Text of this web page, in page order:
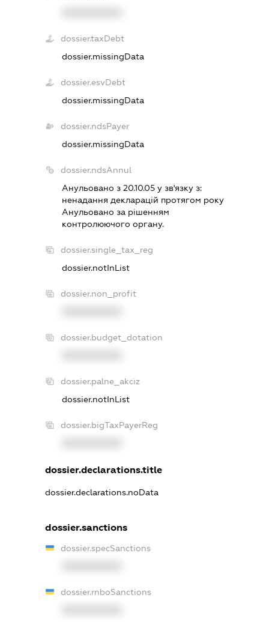
dossier.taxDebt
dossier.missingData
dossier.esvDebt
dossier.missingData
dossier.ndsPayer
dossier.missingData
dossier.ndsAnnul
Анульовано з 20.10.05 у зв'язку з:
ненадання декларацiй протягом року
Анульовано за рiшенням
контролюючого органу.
dossier.single_tax_reg
dossier.notInList
dossier.non_profit
dossier.budget_dotation
dossier.palne_akciz
dossier.notInList
dossier.bigTaxPayerReg
dossier.declarations.title
dossier.declarations.noData
dossier.sanctions
dossier.specSanctions
dossier.rnboSanctions